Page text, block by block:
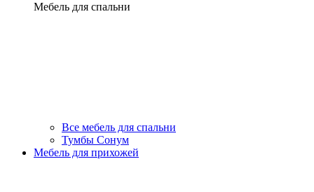
Мебель для спальни
Все мебель для спальни
Тумбы Сонум
Мебель для прихожей